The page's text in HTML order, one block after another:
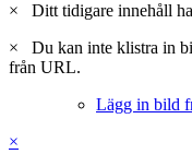
×
Ditt tidigare innehåll
×
Du kan inte klistra in
från URL.
Lägg in bild
×